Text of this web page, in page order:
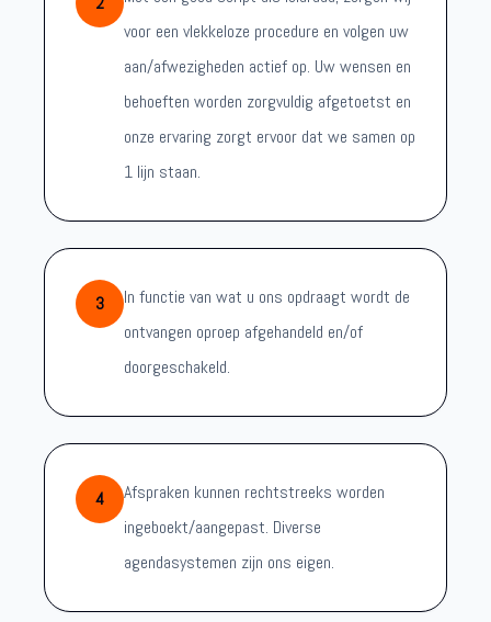
voor een vlekkeloze procedure en volgen uw
aan/afwezigheden actief op. Uw wensen en
behoeften worden zorgvuldig afgetoetst en
onze ervaring zorgt ervoor dat we samen op
1 lijn staan.
3
In functie van wat u ons opdraagt wordt de
ontvangen oproep afgehandeld en/of
doorgeschakeld.
4
Afspraken kunnen rechtstreeks worden
ingeboekt/aangepast. Diverse
agendasystemen zijn ons eigen.